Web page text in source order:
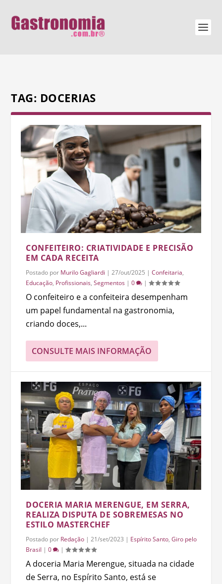
TAG: DOCERIAS
CONFEITEIRO: CRIATIVIDADE E PRECISÃO
EM CADA RECEITA
Postado por Murilo Gagliardi |27/out/2025 |Confeitaria,
Educação, Profissionais,Segmentos |0 |
O confeiteiro e a confeiteira desempenham
um papel fundamental na gastronomia,
criando doces,...
CONSULTE MAIS INFORMAÇÃO
DOCERIA MARIA MERENGUE, EM SERRA,
REALIZA DISPUTA DE SOBREMESAS NO
ESTILO MASTERCHEF
Postado por Redação |21/set/2023 | Espírito Santo,Giro pelo
Brasil |0 |
A doceria Maria Merengue, situada na cidade
de Serra, no Espírito Santo, está se